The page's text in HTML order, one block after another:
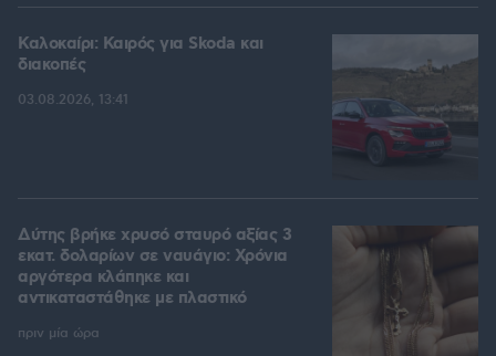
Καλοκαίρι: Καιρός για Skoda και
διακοπές
03.08.2026, 13:41
Δύτης βρήκε χρυσό σταυρό αξίας 3
εκατ. δολαρίων σε ναυάγιο: Χρόνια
αργότερα κλάπηκε και
αντικαταστάθηκε με πλαστικό
πριν μία ώρα